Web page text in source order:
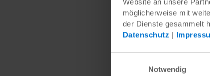
Website an unsere
möglicherweise mit
der Dienste gesammelt
Datenschutz |
Notwendig
In